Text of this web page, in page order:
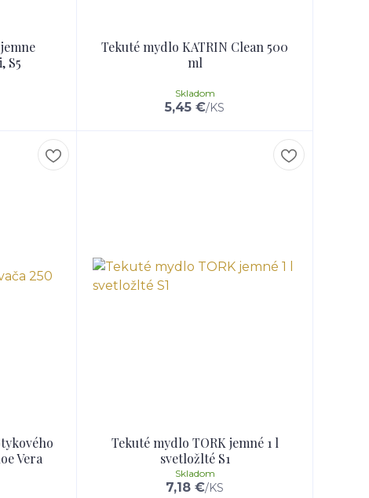
S5
Tekuté mydlo KATRIN Clean 500
ml
5,45 €/KS
Skladom
Vera
Tekuté mydlo TORK jemné 1 l
svetložlté S1
7,18 €/KS
Skladom